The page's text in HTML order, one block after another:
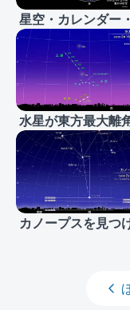
星空・カレンダー
水星が東方最大離
カノープスを見つ